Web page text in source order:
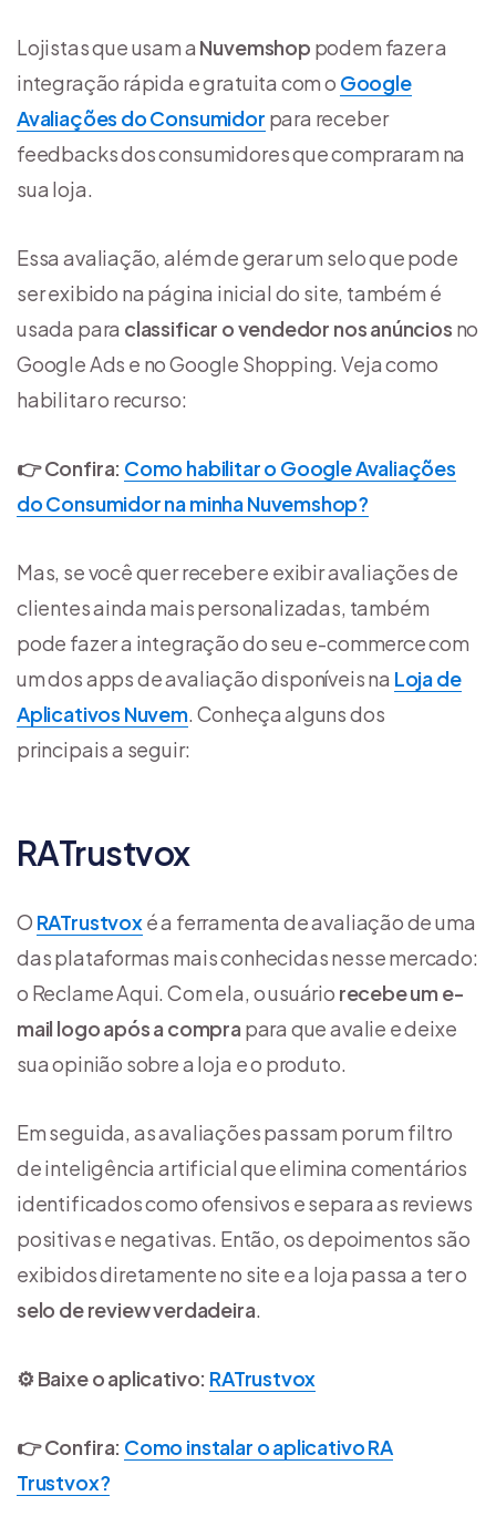
Lojistas que usam a Nuvemshop podem fazer a
integração rápida e gratuita com o Google
Avaliações do Consumidor para receber
feedbacks dos consumidores que compraram na
sua loja.
Essa avaliação, além de gerar um selo que pode
ser exibido na página inicial do site, também é
usada para classificar o vendedor nos anúncios no
Google Ads e no Google Shopping. Veja como
habilitar o recurso:
👉 Confira: Como habilitar o Google Avaliações
do Consumidor na minha Nuvemshop?
Mas, se você quer receber e exibir avaliações de
clientes ainda mais personalizadas, também
pode fazer a integração do seu e-commerce com
um dos apps de avaliação disponíveis na Loja de
Aplicativos Nuvem. Conheça alguns dos
principais a seguir:
RATrustvox
O RATrustvoxé a ferramenta de avaliação de uma
das plataformas mais conhecidas nesse mercado:
o Reclame Aqui. Com ela, o usuário recebe um e-
mail logo após a compra para que avalie e deixe
sua opinião sobre a loja e o produto.
Em seguida, as avaliações passam por um filtro
de inteligência artificial que elimina comentários
identificados como ofensivos e separa as reviews
positivas e negativas. Então, os depoimentos são
exibidos diretamente no site e a loja passa a ter o
selo de review verdadeira.
⚙️ Baixe o aplicativo: RATrustvox
👉 Confira: Como instalar o aplicativo RA
Trustvox?